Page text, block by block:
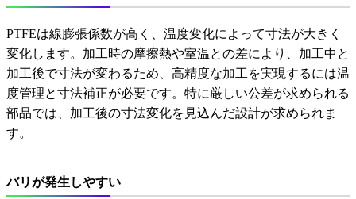
PTFEは線膨張係数が高く、温度変化によって寸法が大きく
変化します。加工時の摩擦熱や室温との差により、加工中と
加工後で寸法が変わるため、高精度な加工を実現するには温
度管理と寸法補正が必要です。特に厳しい公差が求められる
部品では、加工後の寸法変化を見込んだ設計が求められま
す。
バリが発生しやすい